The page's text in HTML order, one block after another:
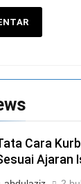
Cara
Ajaran